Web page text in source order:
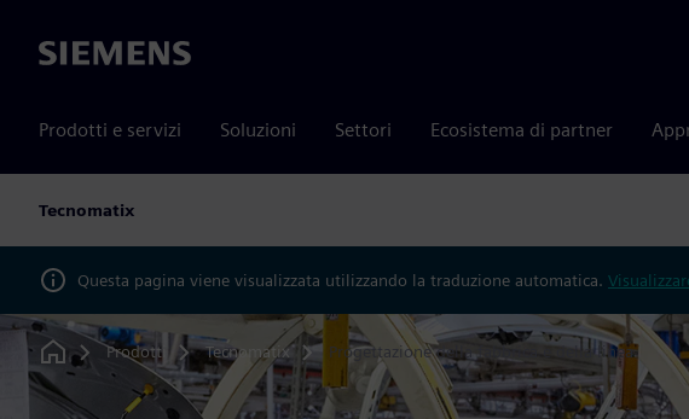
Siemens
Prodotti e servizi Soluzioni Settori Ecosistema di partner
Tecnomatix
Questa pagina viene visualizzata utilizzando la traduzione automatica.
Home
Prodotti Tecnomatix Progettazione della fabbrica e della linea